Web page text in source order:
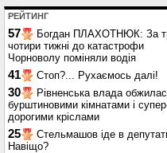
РЕЙТИНГ
57
Богдан ПЛАХОТНЮК: За
чотири тижні до катастрофи
Чорноволу поміняли водія
41 Стоп?... Рухаємось далі!
30
Рівненська влада
бурштиновими кімнатами і
дорогими кріслами
25
Стельмашов іде в
Навіщо?